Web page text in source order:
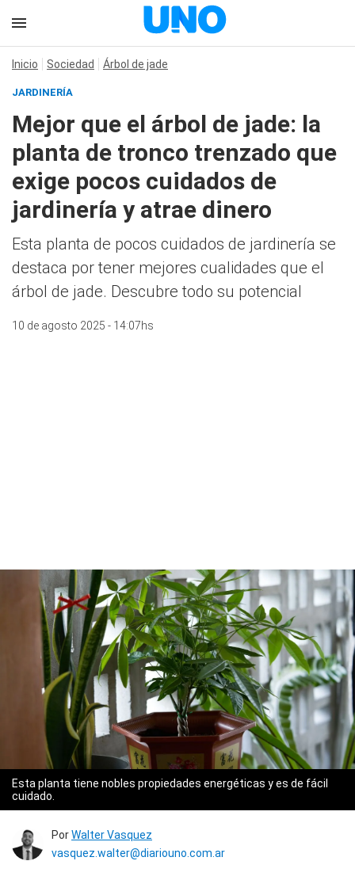
Inicio Sociedad Árbol de jade
JARDINERÍA
Mejor que el árbol de jade: la
planta de tronco trenzado que
exige pocos cuidados de
jardinería y atrae dinero
Esta planta de pocos cuidados de jardinería se
destaca por tener mejores cualidades que el
árbol de jade. Descubre todo su potencial
10 de agosto 2025 - 14:07hs
Esta planta tiene nobles propiedades energéticas y es de fácil
cuidado.
PorWalter Vasquez
vasquez.walter@diariouno.com.ar